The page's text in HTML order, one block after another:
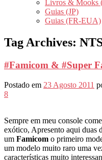
Livros & Mooks
Guias (JP)
Guias (FR-EUA)
Tag Archives:
#Famicom & #Super
Postado em 23 Agosto 2011
8
Sempre em meu console
exótico, Apresento aqui duas
um Famicom o primeiro
um modelo muito raro uma
características muito